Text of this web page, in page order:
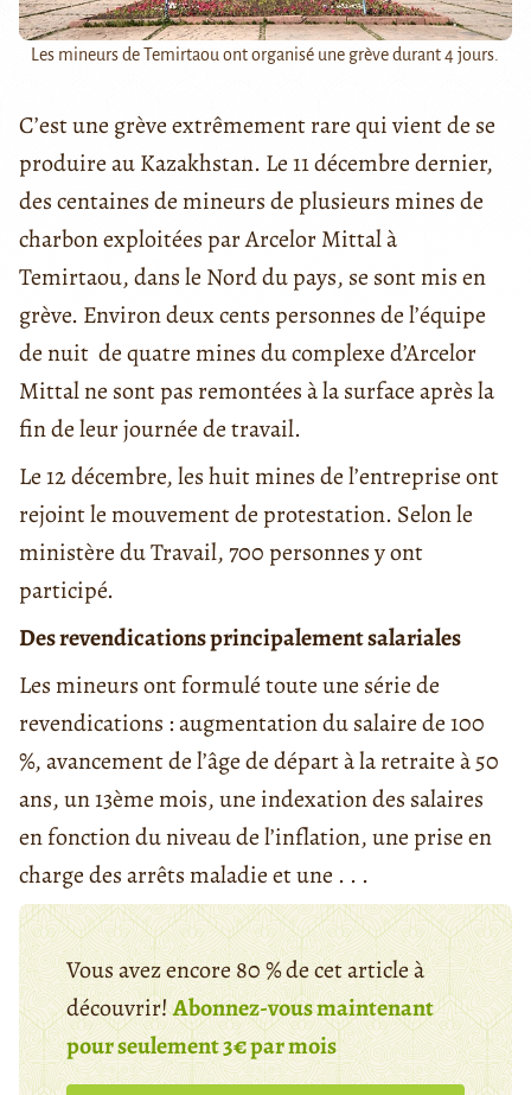
Les mineurs de Temirtaou ont organisé une grève durant 4 jours.
C’est une grève extrêmement rare qui vient de se
produire au Kazakhstan. Le 11 décembre dernier,
des centaines de mineurs de plusieurs mines de
charbon exploitées par Arcelor Mittal à
Temirtaou, dans le Nord du pays, se sont mis en
grève. Environ deux cents personnes de l’équipe
de nuit de quatre mines du complexe d’Arcelor
Mittal ne sont pas remontées à la surface après la
fin de leur journée de travail.
Le 12 décembre, les huit mines de l’entreprise ont
rejoint le mouvement de protestation. Selon le
ministère du Travail, 700 personnes y ont
participé.
Des revendications principalement salariales
Les mineurs ont formulé toute une série de
revendications : augmentation du salaire de 100
%, avancement de l’âge de départ à la retraite à 50
ans, un 13ème mois, une indexation des salaires
en fonction du niveau de l’inflation, une prise en
charge des arrêts maladie et une . . .
Vous avez encore 80 % de cet article à
découvrir!Abonnez-vous maintenant
pour seulement 3€ par mois